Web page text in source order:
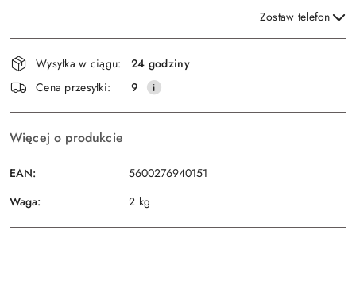
Zostaw telefon
Wyślij
Dostępność
i
dostawa
Wysyłka w ciągu:
24 godziny
Cena przesyłki:
9
Więcej o produkcie
EAN:
5600276940151
Waga:
2 kg